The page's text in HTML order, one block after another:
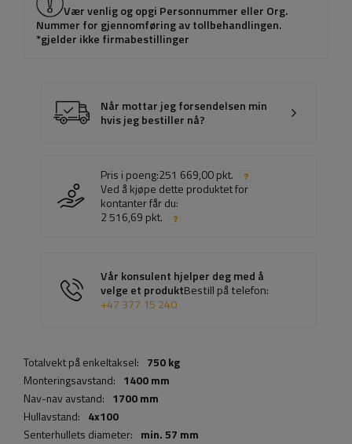
Vær venlig og opgi Personnummer eller Org.
Nummer for gjennomføring av tollbehandlingen.
*gjelder ikke firmabestillinger
Når mottar jeg forsendelsen min
hvis jeg bestiller nå?
Pris i poeng:251 669,00 pkt.
Ved å kjøpe dette produktet for
kontanter får du:
2 516,69 pkt.
Vår konsulent hjelper deg med å
velge et produktBestill på telefon:
+47 377 15 240
Totalvekt på enkeltaksel: 750 kg
Monteringsavstand: 1400 mm
Nav-nav avstand: 1700 mm
Hullavstand: 4x100
Senterhullets diameter: min. 57 mm